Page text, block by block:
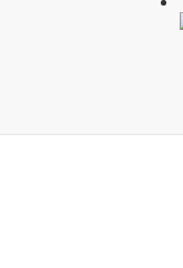
online bereit.
Dorfzeitung &
Lebens im